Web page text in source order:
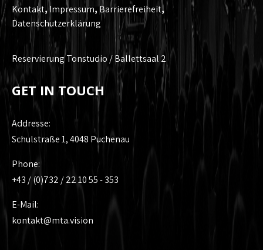
Kontakt,Impressum,Barrierefreiheit,
Datenschutzerklärung
Reservierung Tonstudio / Ballettsaal 2
GET IN TOUCH
Addresse:
Schulstraße 1, 4048 Puchenau
Phone:
+43 / (0)732 / 22 10 55 - 353
E-Mail:
kontakt@mta.vision